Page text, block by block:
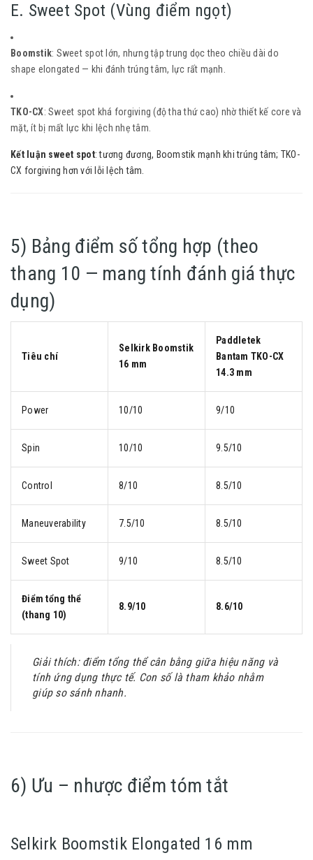
E. Sweet Spot (Vùng điểm ngọt)
Boomstik: Sweet spot lớn, nhưng tập trung dọc theo chiều dài do
shape elongated — khi đánh trúng tâm, lực rất mạnh.
TKO-CX: Sweet spot khá forgiving (độ tha thứ cao) nhờ thiết kế core và
mặt, ít bị mất lực khi lệch nhẹ tâm.
Kết luận sweet spot: tương đương, Boomstik mạnh khi trúng tâm; TKO-
CX forgiving hơn với lỗi lệch tâm.
5) Bảng điểm số tổng hợp (theo
thang 10 — mang tính đánh giá thực
dụng)
Tiêu chí
Selkirk Boomstik
16 mm
Paddletek
Bantam TKO-CX
14.3 mm
Power 10/10 9/10
Spin 10/10 9.5/10
Control 8/10 8.5/10
Maneuverability 7.5/10 8.5/10
Sweet Spot 9/10 8.5/10
Điểm tổng thể
(thang 10)
8.9/10 8.6/10
Giải thích: điểm tổng thể cân bằng giữa hiệu năng và
tính ứng dụng thực tế. Con số là tham khảo nhằm
giúp so sánh nhanh.
6) Ưu – nhược điểm tóm tắt
Selkirk Boomstik Elongated 16 mm